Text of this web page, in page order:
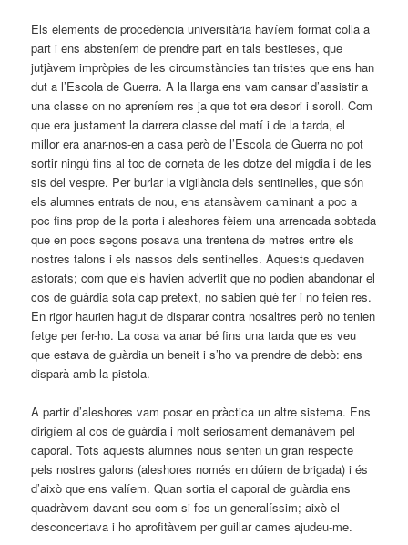
Els elements de procedència universitària havíem format colla a
part i ens absteníem de prendre part en tals bestieses, que
jutjàvem impròpies de les circumstàncies tan tristes que ens han
dut a l’Escola de Guerra. A la llarga ens vam cansar d’assistir a
una classe on no apreníem res ja que tot era desori i soroll. Com
que era justament la darrera classe del matí i de la tarda, el
millor era anar-nos-en a casa però de l’Escola de Guerra no pot
sortir ningú fins al toc de corneta de les dotze del migdia i de les
sis del vespre. Per burlar la vigilància dels sentinelles, que són
els alumnes entrats de nou, ens atansàvem caminant a poc a
poc fins prop de la porta i aleshores fèiem una arrencada sobtada
que en pocs segons posava una trentena de metres entre els
nostres talons i els nassos dels sentinelles. Aquests quedaven
astorats; com que els havien advertit que no podien abandonar el
cos de guàrdia sota cap pretext, no sabien què fer i no feien res.
En rigor haurien hagut de disparar contra nosaltres però no tenien
fetge per fer-ho. La cosa va anar bé fins una tarda que es veu
que estava de guàrdia un beneit i s’ho va prendre de debò: ens
disparà amb la pistola.
A partir d’aleshores vam posar en pràctica un altre sistema. Ens
dirigíem al cos de guàrdia i molt seriosament demanàvem pel
caporal. Tots aquests alumnes nous senten un gran respecte
pels nostres galons (aleshores només en dúiem de brigada) i és
d’això que ens valíem. Quan sortia el caporal de guàrdia ens
quadràvem davant seu com si fos un generalíssim; això el
desconcertava i ho aprofitàvem per guillar cames ajudeu-me.